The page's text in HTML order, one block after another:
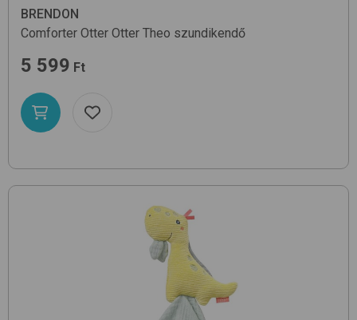
BRENDON
Comforter Otter Otter Theo szundikendő
5 599 Ft